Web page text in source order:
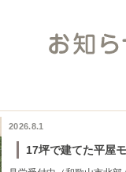
2026.8.1
17坪で建てた平屋